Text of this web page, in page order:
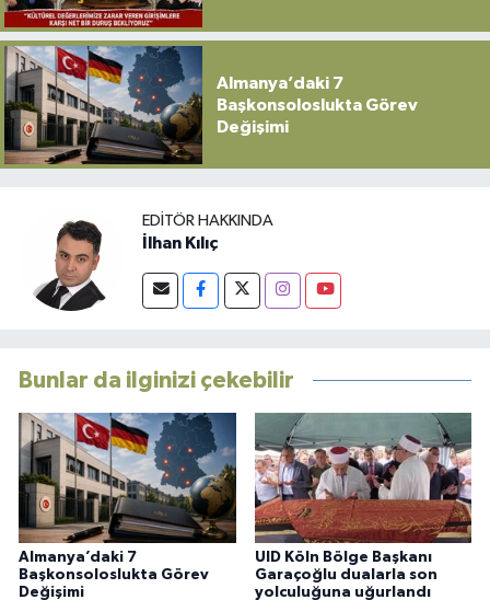
Almanya’daki 7
Başkonsoloslukta Görev
Değişimi
EDITÖR HAKKINDA
İlhan Kılıç
Bunlar da ilginizi çekebilir
Almanya’daki 7
Başkonsoloslukta Görev
Değişimi
UID Köln Bölge Başkanı
Garaçoğlu dualarla son
yolculuğuna uğurlandı